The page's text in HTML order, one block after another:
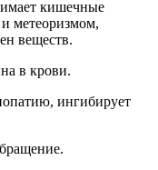
кишечные
метеоризмом,
веществ.
в крови.
ингибирует